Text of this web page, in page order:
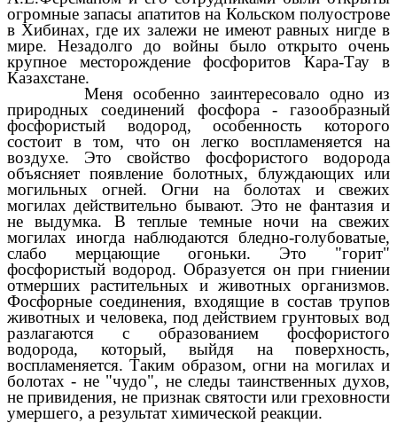
огромные запасы апатитов на Кольском полуострове
в Хибинах, где их залежи не имеют равных нигде в
мире. Незадолго до войны было открыто очень
крупное месторождение фосфоритов Кара-Тау в
Казахстане.
Меня особенно заинтересовало одно из
природных соединений фосфора - газообразный
фосфористый водород, особенность которого
состоит в том, что он легко воспламеняется на
воздухе. Это свойство фосфористого водорода
объясняет появление болотных, блуждающих или
могильных огней. Огни на болотах и свежих
могилах действительно бывают. Это не фантазия и
не выдумка. В теплые темные ночи на свежих
могилах иногда наблюдаются бледно-голубоватые,
слабо мерцающие огоньки. Это "горит"
фосфористый водород. Образуется он при гниении
отмерших растительных и животных организмов.
Фосфорные соединения, входящие в состав трупов
животных и человека, под действием грунтовых вод
разлагаются с образованием фосфористого
водорода, который, выйдя на поверхность,
воспламеняется. Таким образом, огни на могилах и
болотах - не "чудо", не следы таинственных духов,
не привидения, не признак святости или греховности
умершего, а результат химической реакции.